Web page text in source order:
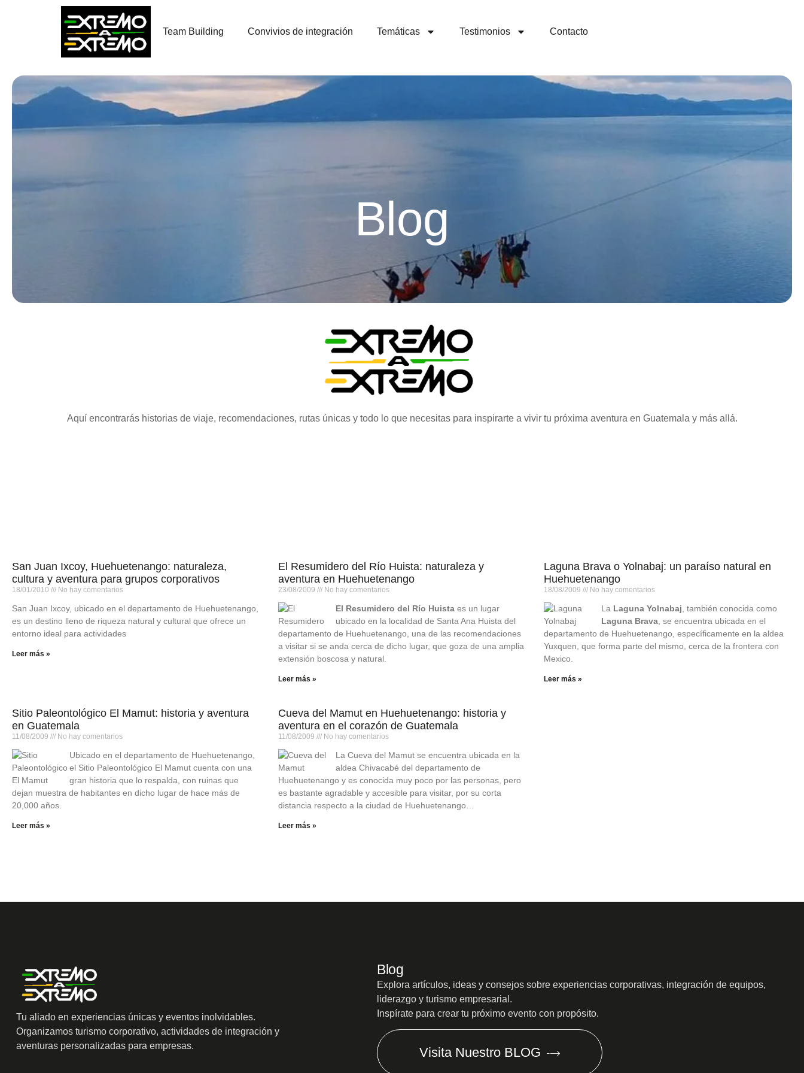
Team Building Convivios de integración Temáticas Testimonios Contacto
Blog
Aquí encontrarás historias de viaje, recomendaciones, rutas únicas y todo lo que necesitas para inspirarte a vivir tu próxima aventura en Guatemala y más allá.
San Juan Ixcoy, Huehuetenango: naturaleza,
cultura y aventura para grupos corporativos
18/01/2010 No hay comentarios
San Juan Ixcoy, ubicado en el departamento de Huehuetenango,
es un destino lleno de riqueza natural y cultural que ofrece un
entorno ideal para actividades
Leer más »
El Resumidero del Río Huista: naturaleza y
aventura en Huehuetenango
23/08/2009 No hay comentarios
El Resumidero del Río Huistaes un lugar
ubicado en la localidad de Santa Ana Huista del
departamento de Huehuetenango, una de las recomendaciones
a visitar si se anda cerca de dicho lugar, que goza de una amplia
extensión boscosa y natural.
Leer más »
Laguna Brava o Yolnabaj: un paraíso natural en
Huehuetenango
18/08/2009 No hay comentarios
La Laguna Yolnabaj , también conocida como
Laguna Brava , se encuentra ubicada en el
departamento de Huehuetenango, específicamente en la aldea
Yuxquen, que forma parte del mismo, cerca de la frontera con
Mexico.
Leer más »
Sitio Paleontológico El Mamut: historia y aventura
en Guatemala
11/08/2009 No hay comentarios
Ubicado en el departamento de Huehuetenango,
el Sitio Paleontológico El Mamut cuenta con una
gran historia que lo respalda, con ruinas que
dejan muestra de habitantes en dicho lugar de hace más de
20,000 años.
Leer más »
Cueva del Mamut en Huehuetenango: historia y
aventura en el corazón de Guatemala
11/08/2009 No hay comentarios
La Cueva del Mamut se encuentra ubicada en la
aldea Chivacabé del departamento de
Huehuetenango y es conocida muy poco por las personas, pero
es bastante agradable y accesible para visitar, por su corta
distancia respecto a la ciudad de Huehuetenango…
Leer más »
Tu aliado en experiencias únicas y eventos inolvidables.
Organizamos turismo corporativo, actividades de integración y
aventuras personalizadas para empresas.
Blog
Explora artículos, ideas y consejos sobre experiencias corporativas, integración de equipos,
liderazgo y turismo empresarial.
Inspírate para crear tu próximo evento con propósito.
Visita Nuestro BLOG